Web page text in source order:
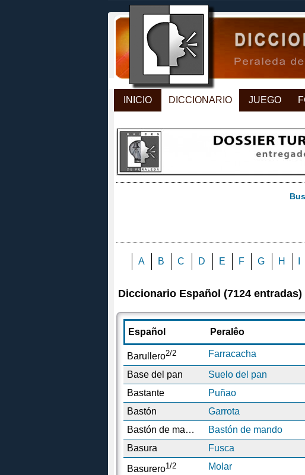
INICIO DICCIONARIO JUEGO
A B C D E F G H
Diccionario Español (7124 entradas)
Español Peralêo
Barullero2/2 Farracacha
Base del pan
Suelo del pan
Bastante
Puñao
Bastón
Garrota
Bastón de mando
Bastón de mando
Basura
Fusca
Basurero1/2 Molar